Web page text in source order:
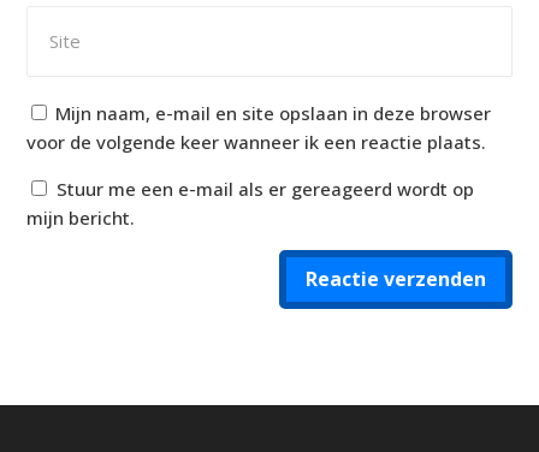
Mijn naam, e-mail en site opslaan in deze browser
voor de volgende keer wanneer ik een reactie plaats.
Stuur me een e-mail als er gereageerd wordt op
mijn bericht.
Reactie verzenden